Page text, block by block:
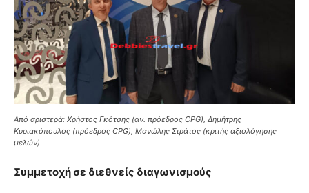
Από αριστερά: Χρήστος Γκότσης (αν. πρόεδρος CPG), Δημήτρης
Κυριακόπουλος (πρόεδρος CPG), Μανώλης Στράτος (κριτής αξιολόγησης
μελών)
Συμμετοχή σε διεθνείς διαγωνισμούς